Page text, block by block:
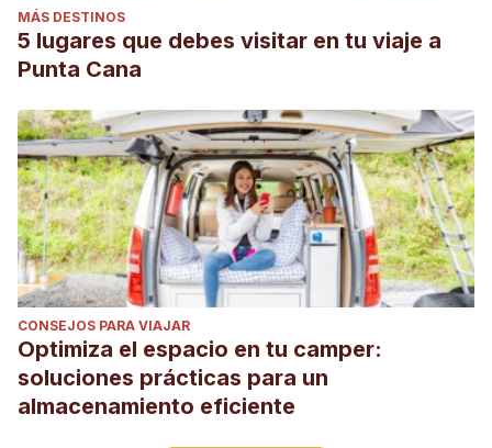
MÁS DESTINOS
5 lugares que debes visitar en tu viaje a
Punta Cana
CONSEJOS PARA VIAJAR
Optimiza el espacio en tu camper:
soluciones prácticas para un
almacenamiento eficiente